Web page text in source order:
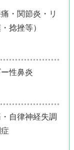
・関節炎・リ
捻挫等）
性鼻炎
自律神経失調